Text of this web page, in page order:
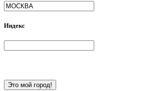
Индекс
Это мой город!